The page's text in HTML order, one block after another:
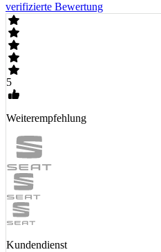
verifizierte Bewertung
5
Weiterempfehlung
Kundendienst